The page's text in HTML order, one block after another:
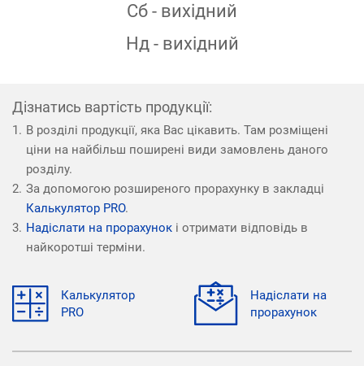
Сб - вихідний
Нд - вихідний
Дізнатись вартість продукції:
В розділі продукції, яка Вас цікавить. Там розміщені
ціни на найбільш поширені види замовлень даного
розділу.
За допомогою розширеного прорахунку в закладці
Калькулятор PRO.
Надіслати на прорахунок і отримати відповідь в
найкоротші терміни.
Калькулятор
PRO
Надіслати на
прорахунок